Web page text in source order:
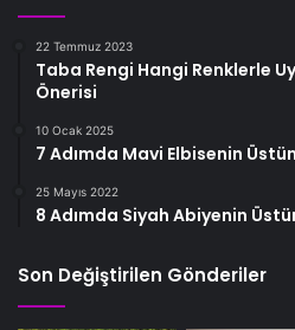
22 Temmuz 2023
Taba Rengi Hangi Renklerle
Önerisi
10 Ocak 2025
7 Adımda Mavi Elbisenin
25 Mayıs 2022
8 Adımda Siyah Abiyenin
Son Değiştirilen Gönderiler